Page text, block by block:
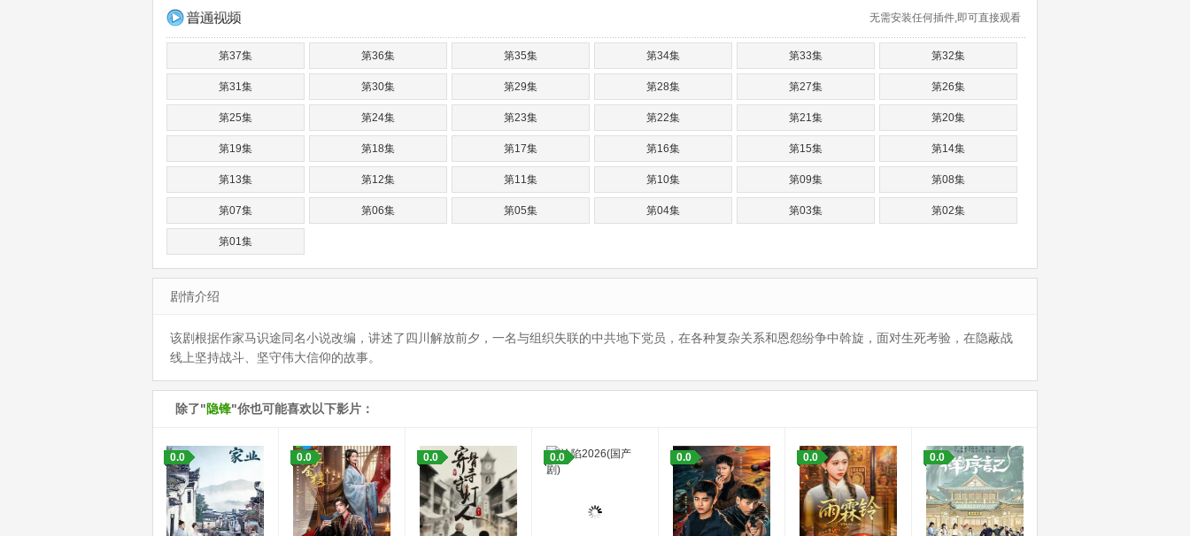
无需安装任何插件,即可直接观看
第37集 第36集 第35集 第34集 第33集 第32集
第31集 第30集 第29集 第28集 第27集 第26集
第25集 第24集 第23集 第22集 第21集 第20集
第19集 第18集 第17集 第16集 第15集 第14集
第13集 第12集 第11集 第10集 第09集 第08集
第07集 第06集 第05集 第04集 第03集 第02集
第01集
剧情介绍
该剧根据作家马识途同名小说改编，讲述了四川解放前夕，一名与组织失联的中共地下党员，在各种复杂关系和恩怨纷争中斡旋，面对生死考验，在隐蔽战
线上坚持战斗、坚守伟大信仰的故事。
除了"隐锋"你也可能喜欢以下影片：
0.0 0.0 0.0 0.0 0.0 0.0 0.0